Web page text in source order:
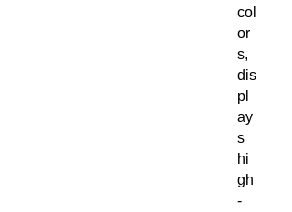
col
or
s,
dis
pl
ay
s
hi
gh
-